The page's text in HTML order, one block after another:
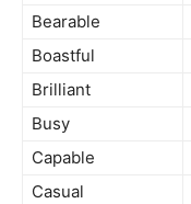
Bearable
Boastful
Brilliant
Busy
Capable
Casual